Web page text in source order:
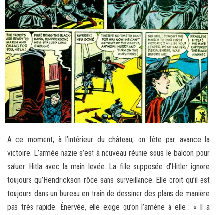
A ce moment, à l’intérieur du château, on fête par avance la
victoire. L’armée nazie s’est à nouveau réunie sous le balcon pour
saluer Hitla avec la main levée. La fille supposée d’Hitler ignore
toujours qu’Hendrickson rôde sans surveillance. Elle croit qu’il est
toujours dans un bureau en train de dessiner des plans de manière
pas très rapide. Énervée, elle exige qu’on l’amène à elle : « Il a